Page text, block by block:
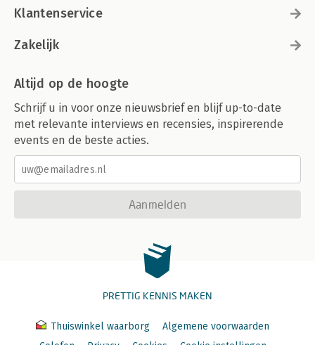
Klantenservice
Zakelijk
Altijd op de hoogte
Schrijf u in voor onze nieuwsbrief en blijf up-to-date
met relevante interviews en recensies, inspirerende
events en de beste acties.
Aanmelden
PRETTIG KENNIS MAKEN
Thuiswinkel waarborg
Algemene voorwaarden